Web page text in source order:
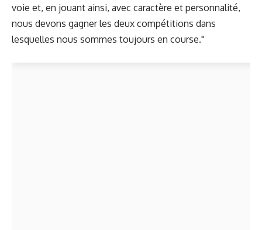
voie et, en jouant ainsi, avec caractère et personnalité,
nous devons gagner les deux compétitions dans
lesquelles nous sommes toujours en course."